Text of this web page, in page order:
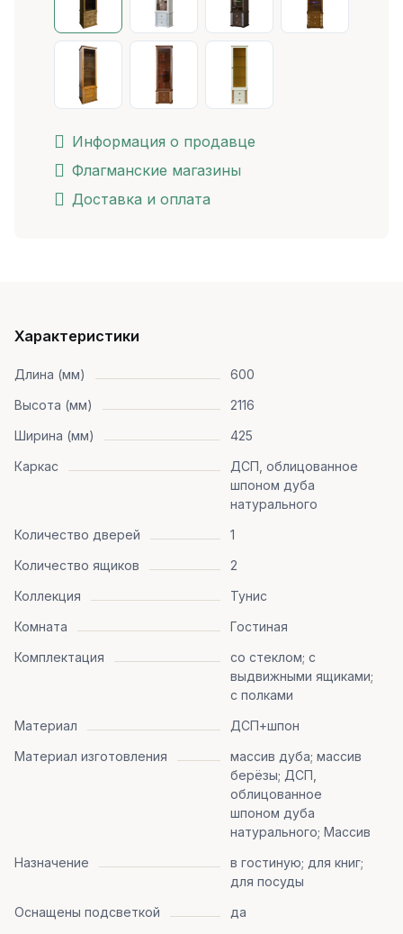
Информация о продавце
Флагманские магазины
Доставка и оплата
Характеристики
Длина (мм)
600
Высота (мм)
2116
Ширина (мм)
425
Каркас
ДСП, облицованное
шпоном дуба
натурального
Количество дверей
1
Количество ящиков
2
Коллекция
Тунис
Комната
Гостиная
Комплектация
со стеклом; с
выдвижными ящиками;
с полками
Материал
ДСП+шпон
Материал изготовления
массив дуба; массив
берёзы; ДСП,
облицованное
шпоном дуба
натурального; Массив
Назначение
в гостиную; для книг;
для посуды
Оснащены подсветкой
да